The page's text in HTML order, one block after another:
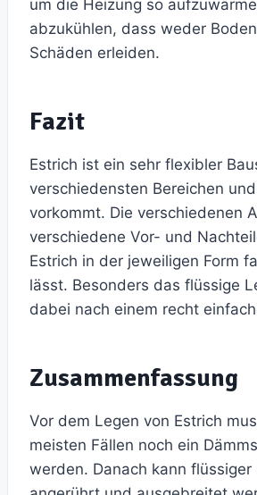
um die Heizung so
abzukühlen, dass weder
Schäden erleiden.
Fazit
Estrich ist ein sehr flexibler
verschiedensten Bereichen
vorkommt. Die verschiedenen
verschiedene Vor- und
Estrich in der jeweiligen Form
lässt. Besonders das flüssige
dabei nach einem recht
Zusammenfassung
Vor dem Legen von Estrich
meisten Fällen noch ein
werden. Danach kann flüssiger